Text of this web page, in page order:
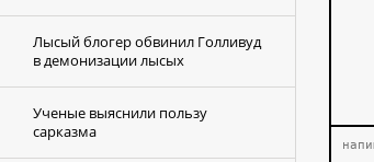
Лысый блогер обвинил Голливуд
в демонизации лысых
Ученые выяснили пользу
сарказма